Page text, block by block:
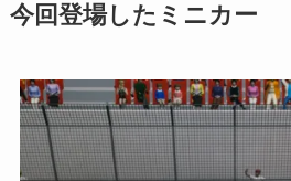
今回登場したミニカー